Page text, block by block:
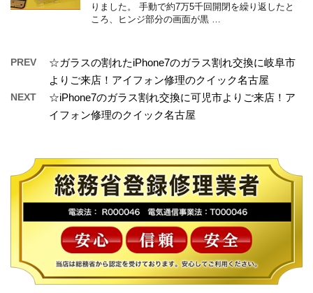
りました。 手動で約7万5千回開閉を繰り返したと
ころ、ヒンジ部分の画面が黒 …
PREV
☆ガラスの割れたiPhone7のガラス割れ交換に岐阜市
よりご来店！アイフォン修理のクイック名古屋
NEXT
☆iPhone7のガラス割れ交換に可児市よりご来店！ア
イフォン修理のクイック名古屋